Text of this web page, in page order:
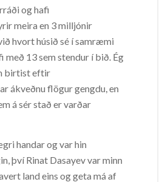
og hafi
meira en 3 milljónir
hvort húsið sé í samræmi
13 sem stendur í bið. Ég
birtist eftir
ákveðnu flögur gengdu, en
á sér stað er varðar
handar og var hin
því Rinat Dasayev var minn
land eins og geta má af